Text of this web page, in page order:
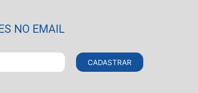
NO EMAIL
CADASTRAR